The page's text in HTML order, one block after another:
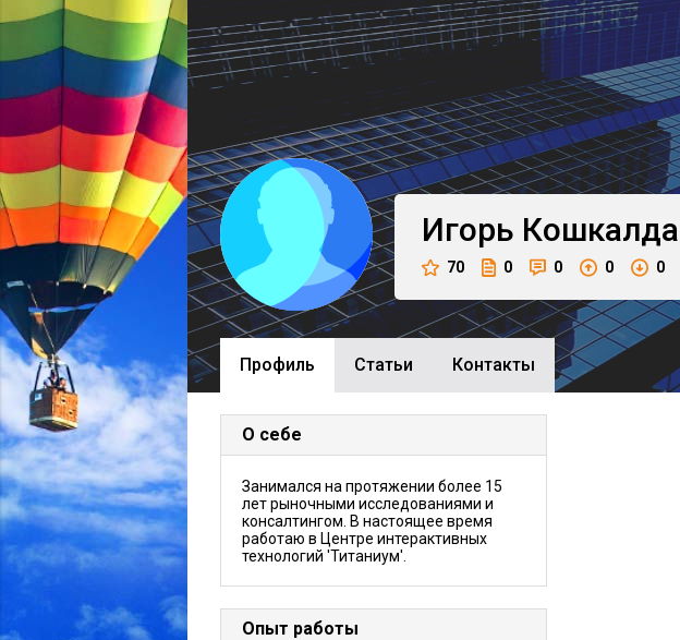
Игорь Кошкалда
70 0 0 0 0
Профиль Cтатьи Контакты
О себе
Занимался на протяжении более 15
лет рыночными исследованиями и
консалтингом. В настоящее время
работаю в Центре интерактивных
технологий 'Титаниум'.
Опыт работы